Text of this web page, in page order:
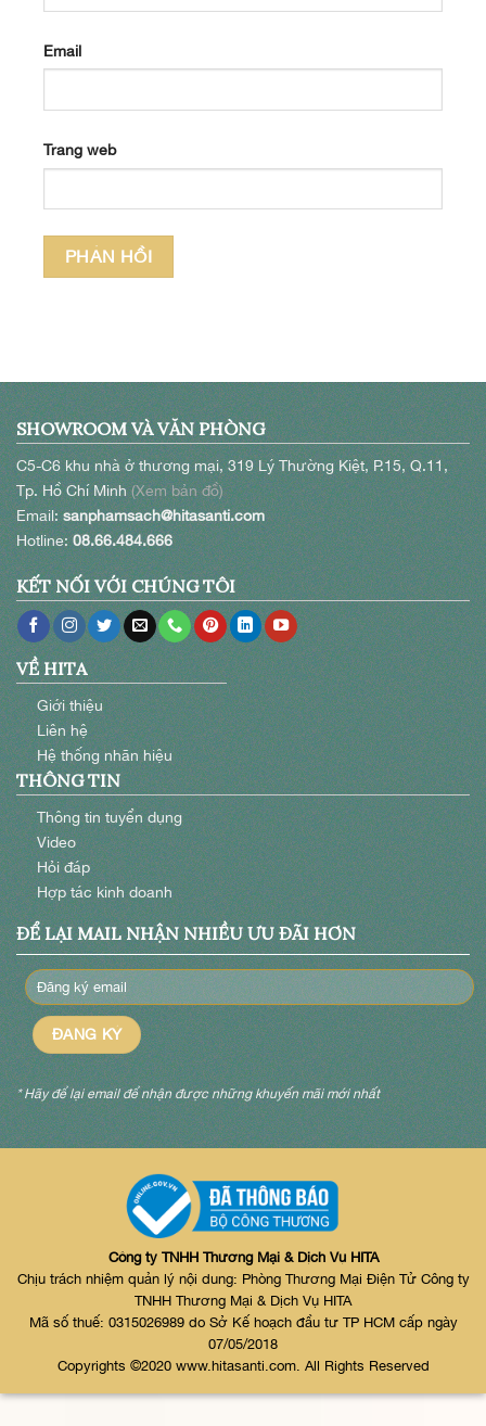
Email
Trang web
SHOWROOM VÀ VĂN PHÒNG
C5-C6 khu nhà ở thương mại, 319 Lý Thường Kiệt, P.15, Q.11,
Tp. Hồ Chí Minh(Xem bản đồ)
Email:sanphamsach@hitasanti.com
Hotline:08.66.484.666
KẾT NỐI VỚI CHÚNG TÔI
VỀ HITA
Giới thiệu
Liên hệ
Hệ thống nhãn hiệu
THÔNG TIN
Thông tin tuyển dụng
Video
Hỏi đáp
Hợp tác kinh doanh
ĐỂ LẠI MAIL NHẬN NHIỀU ƯU ĐÃI HƠN
* Hãy để lại email để nhận được những khuyến mãi mới nhất
Công ty TNHH Thương Mại & Dịch Vụ HITA
Chịu trách nhiệm quản lý nội dung: Phòng Thương Mại Điện Tử Công ty
TNHH Thương Mại & Dịch Vụ HITA
Mã số thuế: 0315026989 do Sở Kế hoạch đầu tư TP HCM cấp ngày
07/05/2018
Copyrights ©2020 www.hitasanti.com. All Rights Reserved